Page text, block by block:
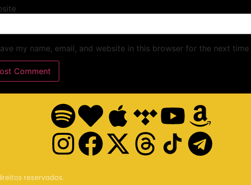
my name, email, and website in this browser for the next
reservados.